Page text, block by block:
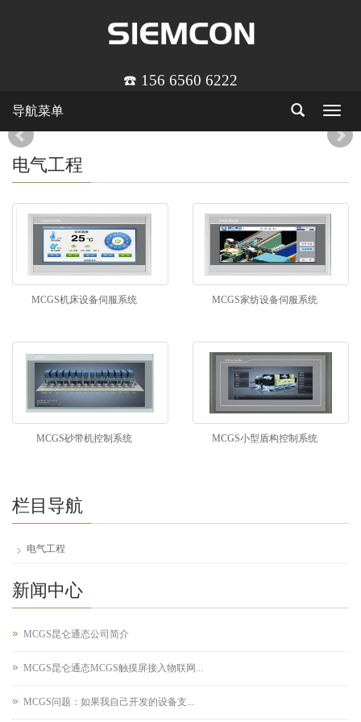
☎️ 156 6560 6222
Toggle
导航菜单
电气工程
MCGS机床设备伺服系统 MCGS家纺设备伺服系统
MCGS砂带机控制系统 MCGS小型盾构控制系统
栏目导航
电气工程
新闻中心
MCGS昆仑通态公司简介
MCGS昆仑通态MCGS触摸屏接入物联网...
MCGS问题：如果我自己开发的设备支...